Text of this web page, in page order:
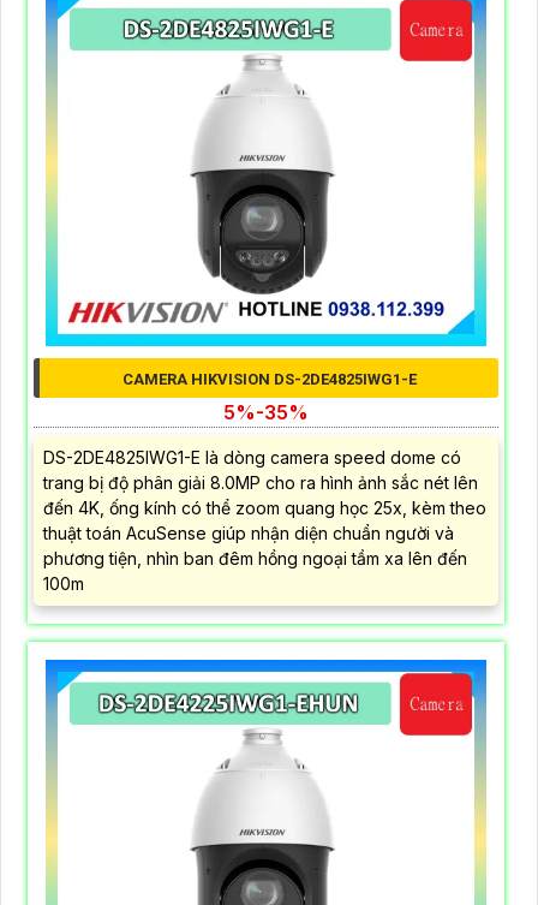
CAMERA HIKVISION DS-2DE4825IWG1-E
5%-35%
DS-2DE4825IWG1-E là dòng camera speed dome có
trang bị độ phân giải 8.0MP cho ra hình ảnh sắc nét lên
đến 4K, ống kính có thể zoom quang học 25x, kèm theo
thuật toán AcuSense giúp nhận diện chuẩn người và
phương tiện, nhìn ban đêm hồng ngoại tầm xa lên đến
100m